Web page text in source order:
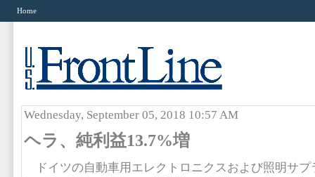
Home
Wednesday, September 05, 2018 10:57 AM
ヘラ、純利益13.7%増
ドイツの自動車用エレクトロニクスおよび照明サプ